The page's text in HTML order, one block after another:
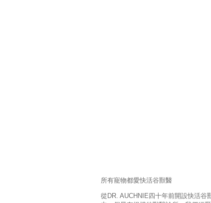
所有寵物都愛快活谷獸醫
從DR. AUCHNIE四十年前開設快活谷